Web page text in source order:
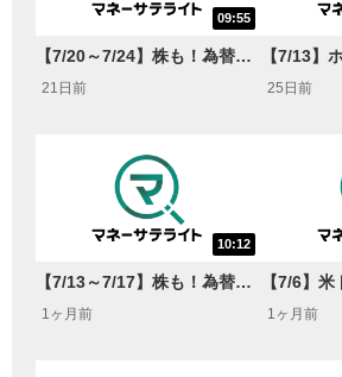
09:55
【7/20～7/24】株も！為替も！サクッと！来週のマーケット見通し＜Next View＞
21日前 25日前
10:12
【7/13～7/17】株も！為替も！サクッと！来週のマーケット見通し＜Next View＞
1ヶ月前 1ヶ月前